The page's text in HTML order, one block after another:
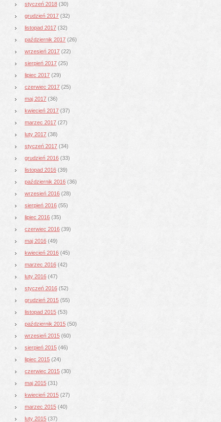
styczeń 2018 (30)
grudzień 2017 (32)
listopad 2017 (32)
październik 2017 (26)
wrzesień 2017 (22)
sierpień 2017 (25)
lipiec 2017 (29)
czerwiec 2017 (25)
maj 2017 (36)
kwiecień 2017 (37)
marzec 2017 (27)
luty 2017 (38)
styczeń 2017 (34)
grudzień 2016 (33)
listopad 2016 (39)
październik 2016 (36)
wrzesień 2016 (28)
sierpień 2016 (55)
lipiec 2016 (35)
czerwiec 2016 (39)
maj 2016 (49)
kwiecień 2016 (45)
marzec 2016 (42)
luty 2016 (47)
styczeń 2016 (52)
grudzień 2015 (55)
listopad 2015 (53)
październik 2015 (50)
wrzesień 2015 (60)
sierpień 2015 (46)
lipiec 2015 (24)
czerwiec 2015 (30)
maj 2015 (31)
kwiecień 2015 (27)
marzec 2015 (40)
luty 2015 (37)